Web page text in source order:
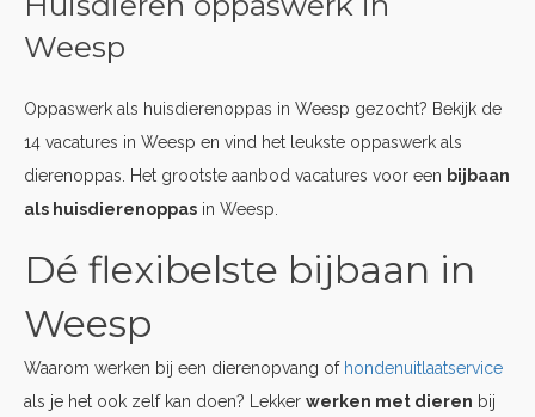
Weesp
Oppaswerk als huisdierenoppas in Weesp gezocht? Bekijk de
14 vacatures in Weesp en vind het leukste oppaswerk als
dierenoppas. Het grootste aanbod vacatures voor een bijbaan
als huisdierenoppas in Weesp.
Dé flexibelste bijbaan in
Weesp
Waarom werken bij een dierenopvang of hondenuitlaatservice
als je het ook zelf kan doen? Lekker werken met dieren bij